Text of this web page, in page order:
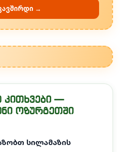
→
კითხვები —
ოზურგეთში
სილამაზის